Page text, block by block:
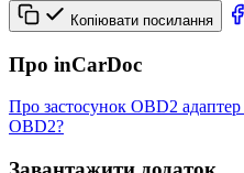
Копіювати посилання
Про inCarDoc
Про застосунок OBD2 адаптер
OBD2?